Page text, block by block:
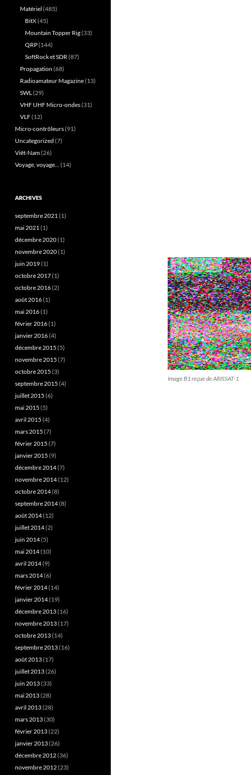
Image B1 reçue de ARISSAT-1
Matériel (485)
BitX(45)
Mountain Topper Rig(33)
QRP(144)
SoftRock et SDR(87)
Propagation (68)
Radioamateur Magazine(13)
SWL(29)
VHF UHF Micro-ondes(31)
VLF(12)
Micro-contrôleurs(91)
Uncategorized (7)
Viêt-Nam(26)
Voyage, voyage…(14)
ARCHIVES
septembre 2021(1)
mai 2021(1)
décembre 2020(1)
novembre 2020(1)
juin 2019(1)
octobre 2017(1)
octobre 2016(2)
août 2016(1)
mai 2016(1)
février 2016(1)
janvier 2016(4)
décembre 2015 (5)
novembre 2015 (7)
octobre 2015 (3)
septembre 2015 (4)
juillet 2015 (6)
mai 2015 (5)
avril 2015 (4)
mars 2015 (7)
février 2015 (7)
janvier 2015 (9)
décembre 2014(7)
novembre 2014(12)
octobre 2014(8)
septembre 2014(8)
août 2014(12)
juillet 2014(2)
juin 2014(5)
mai 2014(10)
avril 2014(9)
mars 2014(6)
février 2014(14)
janvier 2014(19)
décembre 2013(16)
novembre 2013(17)
octobre 2013(14)
septembre 2013(16)
août 2013(17)
juillet 2013(26)
juin 2013(33)
mai 2013(28)
avril 2013(28)
mars 2013(30)
février 2013(22)
janvier 2013(26)
décembre 2012(36)
novembre 2012(23)